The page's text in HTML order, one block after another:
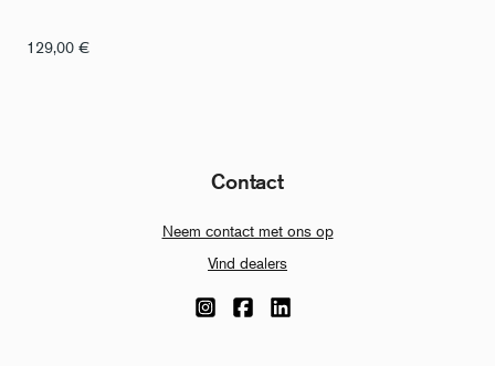
129,00 €
Contact
Neem contact met ons op
Vind dealers